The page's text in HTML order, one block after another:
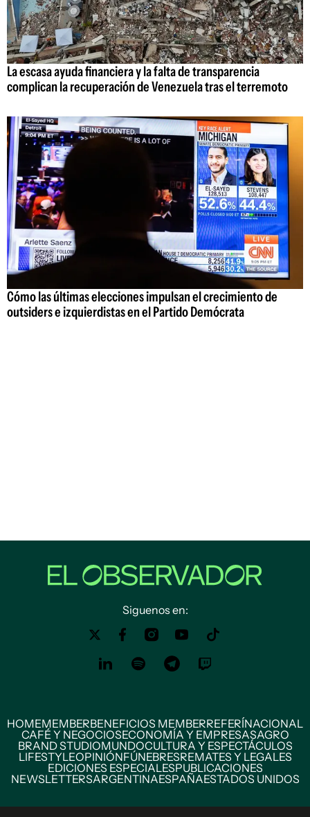
La escasa ayuda financiera y la falta de transparencia
complican la recuperación de Venezuela tras el terremoto
Cómo las últimas elecciones impulsan el crecimiento de
outsiders e izquierdistas en el Partido Demócrata
Siguenos en:
HOMEMEMBERBENEFICIOS MEMBERREFERÍNACIONAL
CAFÉ Y NEGOCIOSECONOMÍA Y EMPRESASAGRO
BRAND STUDIOMUNDOCULTURA Y ESPECTÁCULOS
LIFESTYLEOPINIÓNFÚNEBRESREMATES Y LEGALES
EDICIONES ESPECIALESPUBLICACIONES
NEWSLETTERSARGENTINAESPAÑAESTADOS UNIDOS